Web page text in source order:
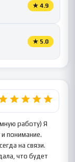
★ 4.9
★ 5.0
работу) Я
понимание.
на связи.
что будет